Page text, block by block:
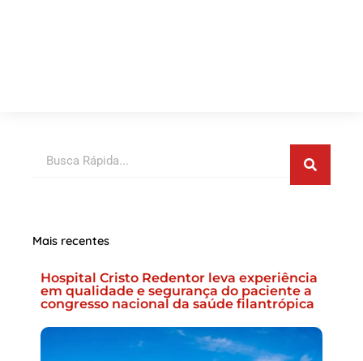
Mais recentes
Hospital Cristo Redentor leva experiência
em qualidade e segurança do paciente a
congresso nacional da saúde filantrópica